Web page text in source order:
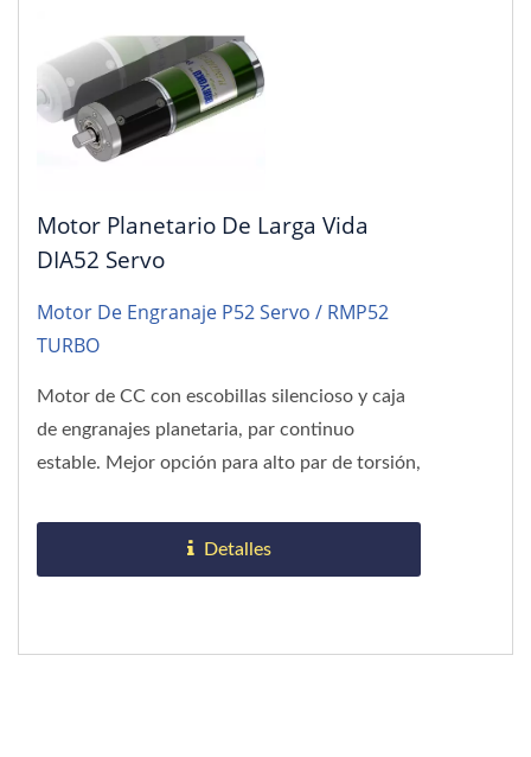
Motor Planetario De Larga Vida
DIA52 Servo
Motor De Engranaje P52 Servo / RMP52
TURBO
Motor de CC con escobillas silencioso y caja
de engranajes planetaria, par continuo
estable. Mejor opción para alto par de torsión,
Detalles